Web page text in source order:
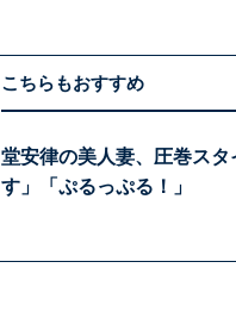
こちらもおすすめ
堂安律の美人妻、圧巻ス
す」「ぷるっぷる！」